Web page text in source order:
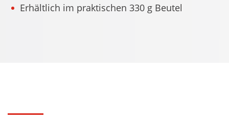
Erhältlich im praktischen 330 g Beutel